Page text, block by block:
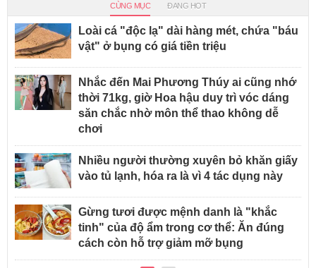
CÙNG MỤC ĐANG HOT
Loài cá "độc lạ" dài hàng mét, chứa "báu
vật" ở bụng có giá tiền triệu
Nhắc đến Mai Phương Thúy ai cũng nhớ
thời 71kg, giờ Hoa hậu duy trì vóc dáng
săn chắc nhờ môn thể thao không dễ
chơi
Nhiều người thường xuyên bỏ khăn giấy
vào tủ lạnh, hóa ra là vì 4 tác dụng này
Gừng tươi được mệnh danh là "khắc
tinh" của độ ẩm trong cơ thể: Ăn đúng
cách còn hỗ trợ giảm mỡ bụng